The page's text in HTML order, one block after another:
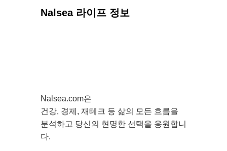
Nalsea 라이프 정보
Nalsea.com은
건강, 경제, 재테크 등 삶의 모든 흐름을
분석하고 당신의 현명한 선택을 응원합니
다.